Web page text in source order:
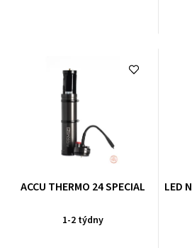
ACCU THERMO 24 SPECIAL
1-2 týdny
LED